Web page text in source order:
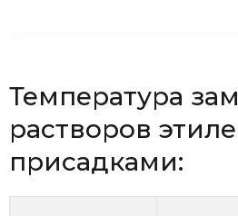
Температура
растворов
присадками: